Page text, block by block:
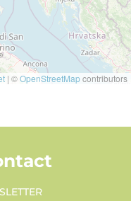
| ©OpenStreetMapcontributors